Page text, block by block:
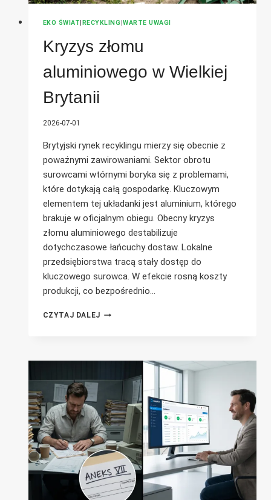
EKO ŚWIAT|RECYKLING|WARTE UWAGI
Kryzys złomu
aluminiowego w Wielkiej
Brytanii
2026-07-01
Brytyjski rynek recyklingu mierzy się obecnie z
poważnymi zawirowaniami. Sektor obrotu
surowcami wtórnymi boryka się z problemami,
które dotykają całą gospodarkę. Kluczowym
elementem tej układanki jest aluminium, którego
brakuje w oficjalnym obiegu. Obecny kryzys
złomu aluminiowego destabilizuje
dotychczasowe łańcuchy dostaw. Lokalne
przedsiębiorstwa tracą stały dostęp do
kluczowego surowca. W efekcie rosną koszty
produkcji, co bezpośrednio…
CZYTAJ DALEJKRYZYS